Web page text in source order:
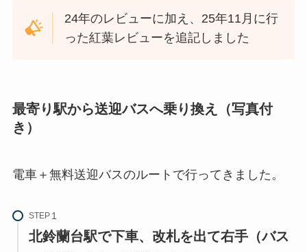
24年のレビューに加え、25年11月に行
った紅葉レビューを追記しました
最寄り駅から送迎バスへ乗り換え（写真付
き）
電車＋無料送迎バスのルートで行ってきました。
STEP
北鈴蘭台駅で下車、改札を出て右手（バス